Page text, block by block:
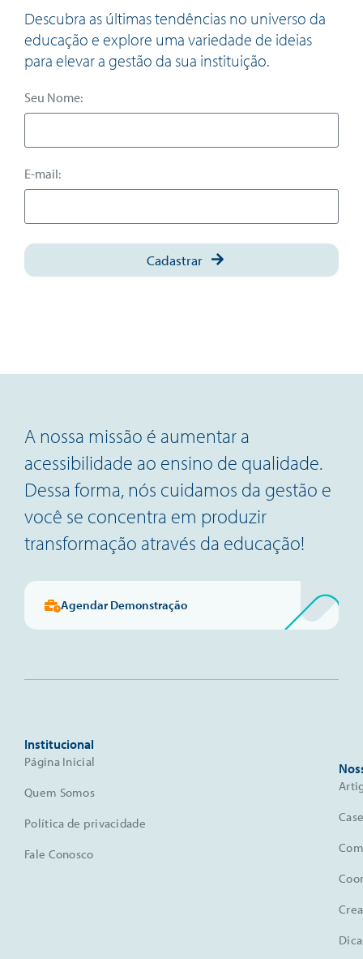
Descubra as últimas tendências no universo da
educação e explore uma variedade de ideias
para elevar a gestão da sua instituição.
Seu Nome:
E-mail:
Cadastrar
A nossa missão é aumentar a
acessibilidade ao ensino de qualidade.
Dessa forma, nós cuidamos da gestão e
você se concentra em produzir
transformação através da educação!
Agendar Demonstração
Institucional
Página Inicial
Quem Somos
Política de privacidade
Fale Conosco